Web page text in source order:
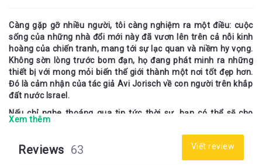
Càng gặp gỡ nhiều người, tôi càng nghiệm ra một điều: cuộc
sống của những nhà đổi mới này đã vươn lên trên cả nỗi kinh
hoàng của chiến tranh, mang tới sự lạc quan và niềm hy vọng.
Không sờn lòng trước bom đạn, họ đang phát minh ra những
thiết bị với mong mỏi biến thế giới thành một nơi tốt đẹp hơn.
Đó là cảm nhận của tác giả Avi Jorisch về con người trên khắp
đất nước Israel.
Nếu chỉ nghe thoáng qua tin tức thời sự, bạn có thể sẽ cho
rằng cuộc sống ở Israel chỉ nhuốm màu bạo lực – chiến tranh,
những vụ đánh bom liều chết, đâm chém và tấn công bằng xe
hơi. Cả đất nước đúng là đang phải gánh chịu sự hỗn loạn.
Nhưng bên cạnh đó còn một đất nước Israel khác. Nếu bạn
Xem thêm
Reviews 63 Viết review